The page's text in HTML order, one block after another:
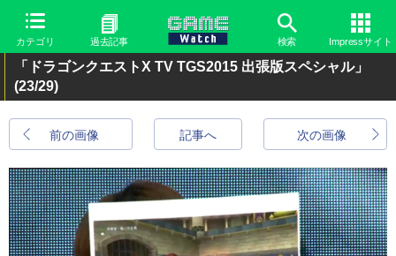
カテゴリ 過去記事 検索 Impressサイト
「ドラゴンクエストX TV TGS2015 出張版スペシャル」
(23/29)
前の画像 次の画像
記事へ